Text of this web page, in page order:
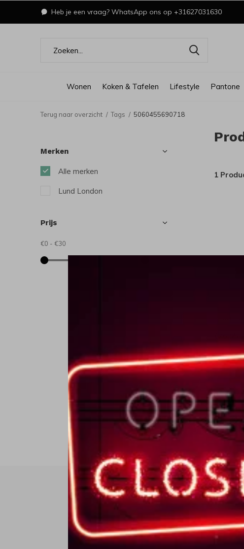
Wonen Koken & Tafelen Lifestyle Pantone
Heb je een vraag? WhatsApp ons op +31627031630
Terug naar overzicht Tags 5060455690718
1
Merken
Alle merken
Lund London
Prijs
€0 - €30